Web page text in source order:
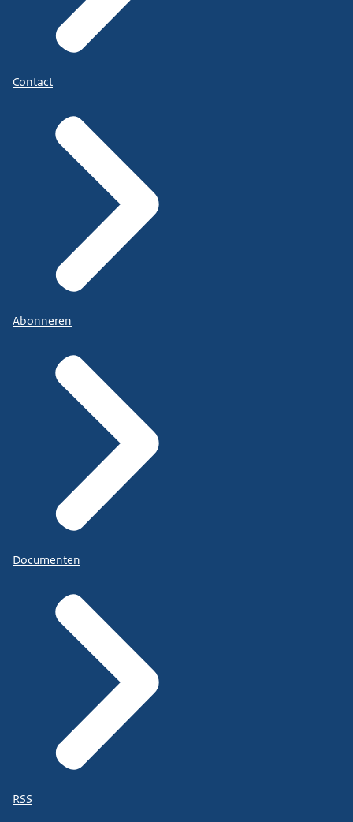
Contact
Abonneren
Documenten
RSS